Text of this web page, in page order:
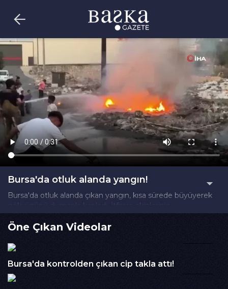
Bursa'da otluk alanda yangın!
Bursa'da otluk alanda çıkan yangın, kısa sürede büyüyerek
gökyüzünü dumanla kapladı. İtfaiye ekiplerinin
müdahalesiyle alevler kontrol altına alındı.
İzlenme : 221
Kategori :
Embed Kodu :
Öne Çıkan Videolar
Bursa'da kontrolden çıkan cip takla attı!